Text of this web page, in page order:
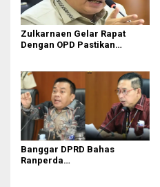
Zulkarnaen Gelar Rapat
Dengan OPD Pastikan
Banggar DPRD Bahas
Ranperda